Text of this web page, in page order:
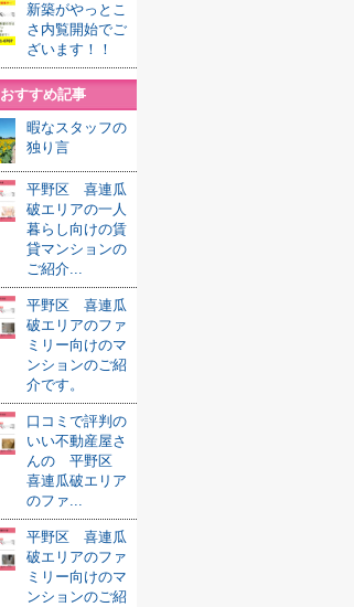
新築がやっとこ
さ内覧開始でご
ざいます！！
おすすめ記事
暇なスタッフの
独り言
平野区 喜連瓜
破エリアの一人
暮らし向けの賃
貸マンションの
ご紹介...
平野区 喜連瓜
破エリアのファ
ミリー向けのマ
ンションのご紹
介です。
口コミで評判の
いい不動産屋さ
んの 平野区
喜連瓜破エリア
のファ...
平野区 喜連瓜
破エリアのファ
ミリー向けのマ
ンションのご紹